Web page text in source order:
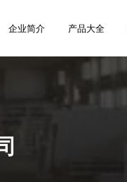
企业简介 产品大全